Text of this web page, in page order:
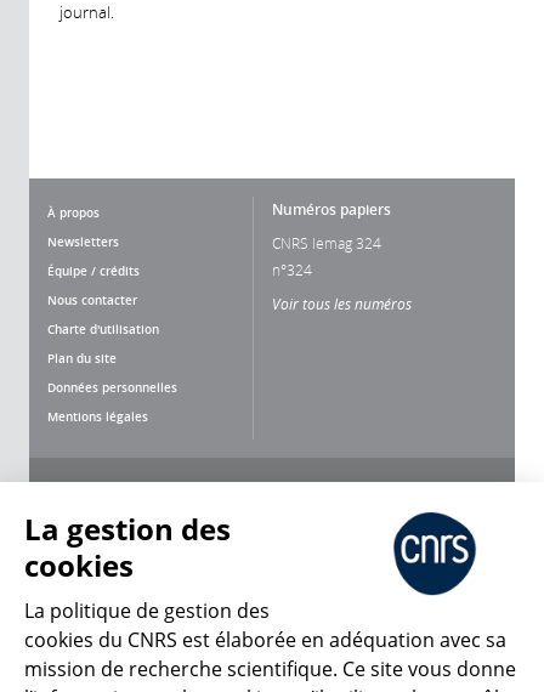
journal.
À propos
Newsletters
Équipe / crédits
Nous contacter
Charte d'utilisation
Plan du site
Données personnelles
Mentions légales
Numéros papiers
CNRS lemag 324
n°324
Voir tous les numéros
CNRS Le Mag
La gestion des
cookies
La politique de gestion des
cookies du CNRS est élaborée en adéquation avec sa
mission de recherche scientifique. Ce site vous donne